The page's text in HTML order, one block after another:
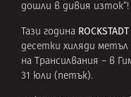
дошли в дивия изток“!
Тази година
десетки хиляди
на Трансилвания – в
31 юли (петък).